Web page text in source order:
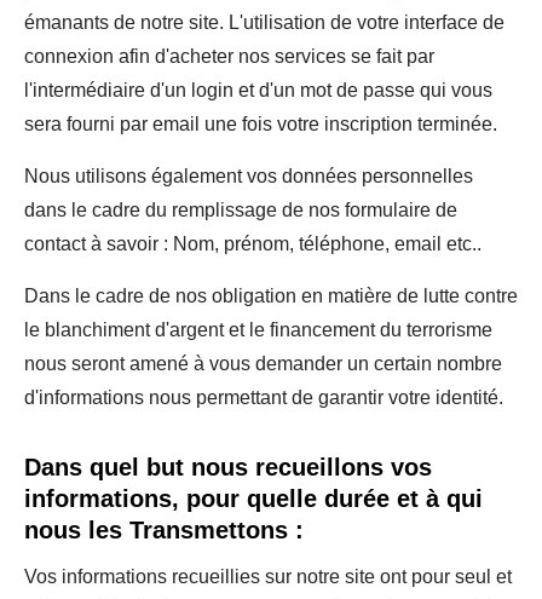
émanants de notre site. L'utilisation de votre interface de
connexion afin d'acheter nos services se fait par
l'intermédiaire d'un login et d'un mot de passe qui vous
sera fourni par email une fois votre inscription terminée.
Nous utilisons également vos données personnelles
dans le cadre du remplissage de nos formulaire de
contact à savoir : Nom, prénom, téléphone, email etc..
Dans le cadre de nos obligation en matière de lutte contre
le blanchiment d'argent et le financement du terrorisme
nous seront amené à vous demander un certain nombre
d'informations nous permettant de garantir votre identité.
Dans quel but nous recueillons vos
informations, pour quelle durée et à qui
nous les Transmettons :
Vos informations recueillies sur notre site ont pour seul et